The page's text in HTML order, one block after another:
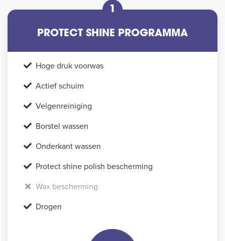
1
PROTECT SHINE PROGRAMMA
Hoge druk voorwas
Actief schuim
Velgenreiniging
Borstel wassen
Onderkant wassen
Protect shine polish bescherming
Wax bescherming
Drogen